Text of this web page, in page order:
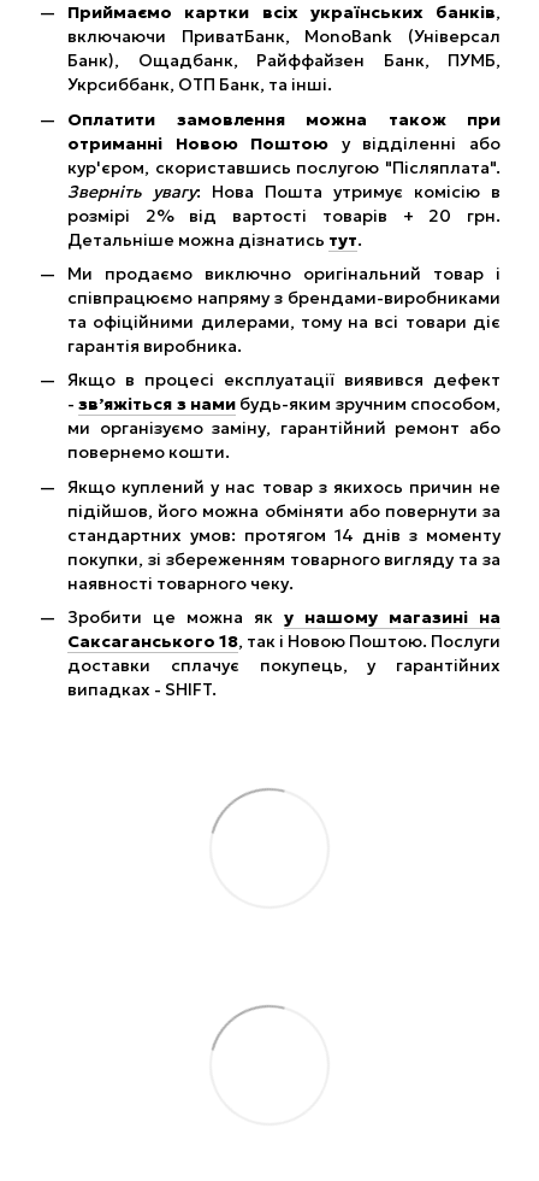
Приймаємо картки всіх українських банків,
включаючи ПриватБанк, MonoBank (Універсал
Банк), Ощадбанк, Райффайзен Банк, ПУМБ,
Укрсиббанк, ОТП Банк, та інші.
Оплатити замовлення можна також при
отриманні Новою Поштою у відділенні або
кур'єром, скориставшись послугою "Післяплата".
Зверніть увагу: Нова Пошта утримує комісію в
розмірі 2% від вартості товарів + 20 грн.
Детальніше можна дізнатись тут.
Ми продаємо виключно оригінальний товар і
співпрацюємо напряму з брендами-виробниками
та офіційними дилерами, тому на всі товари діє
гарантія виробника.
Якщо в процесі експлуатації виявився дефект
-зв’яжіться з нами будь-яким зручним способом,
ми організуємо заміну, гарантійний ремонт або
повернемо кошти.
Якщо куплений у нас товар з якихось причин не
підійшов, його можна обміняти або повернути за
стандартних умов: протягом 14 днів з моменту
покупки, зі збереженням товарного вигляду та за
наявності товарного чеку.
Зробити це можна як у нашому магазині на
Саксаганського 18, так і Новою Поштою. Послуги
доставки сплачує покупець, у гарантійних
випадках - SHIFT.